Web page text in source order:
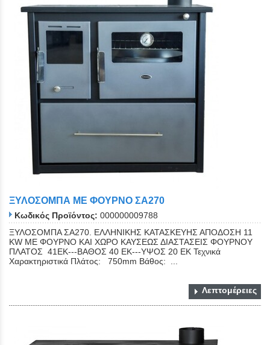
ΞΥΛΟΣΟΜΠΑ ΜΕ ΦΟΥΡΝΟ ΣΑ270
Κωδικός Προϊόντος: 000000009788
ΞΥΛΟΣΟΜΠΑ ΣΑ270. ΕΛΛΗΝΙΚΗΣ ΚΑΤΑΣΚΕΥΗΣ ΑΠΟΔΟΣΗ 11
KW ΜΕ ΦΟΥΡΝΟ ΚΑΙ ΧΩΡΟ ΚΑΥΣΕΩΣ ΔΙΑΣΤΑΣΕΙΣ ΦΟΥΡΝΟΥ
ΠΛΑΤΟΣ 41ΕΚ---ΒΑΘΟΣ 40 ΕΚ---ΥΨΟΣ 20 ΕΚ Τεχνικά
Χαρακτηριστικά Πλάτος: 750mm Βάθος: ...
Λεπτομέρειες